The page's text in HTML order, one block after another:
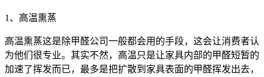
1、高温熏蒸
高温熏蒸这是除甲醛公司一般都会用的手段，这会让消费者认
为他们很专业。其实不然，高温只是让家具内部的甲醛短暂的
加速了挥发而已，最多是把扩散到家具表面的甲醛挥发出去，